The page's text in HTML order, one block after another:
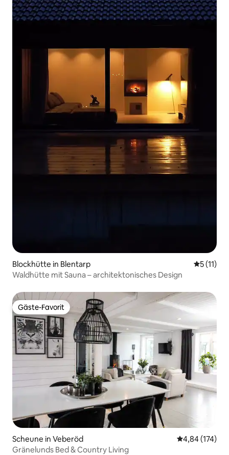
Blockhütte in Blentarp
5 (11)
Waldhütte mit Sauna – architektonisches Design
Gäste-Favorit
Gäste-Favorit
Scheune in Veberöd
4,84 (174)
Gränelunds Bed & Country Living